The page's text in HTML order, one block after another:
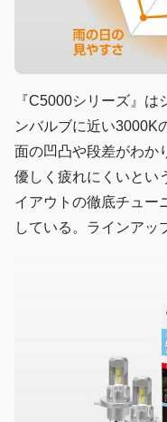
『C5000シリーズ』
ンバルブに近い3000K
面の凹凸や段差がわか
優しく疲れにくいとい
イアウトの徹底チュー
している。ラインアッ